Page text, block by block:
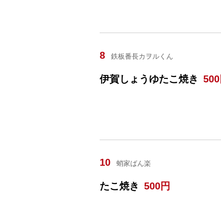
8 鉄板番長カヲルくん
伊賀しょうゆたこ焼き
10 蛸家ばん楽
たこ焼き 500円